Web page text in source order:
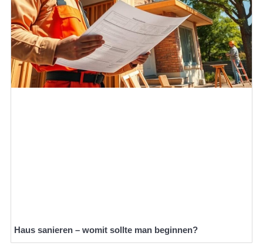
Haus sanieren – womit sollte man beginnen?